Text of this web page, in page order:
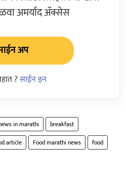
अमर्याद ॲक्सेस
अप
?साईन इन
in marathi
breakfast
article Food marathi news food